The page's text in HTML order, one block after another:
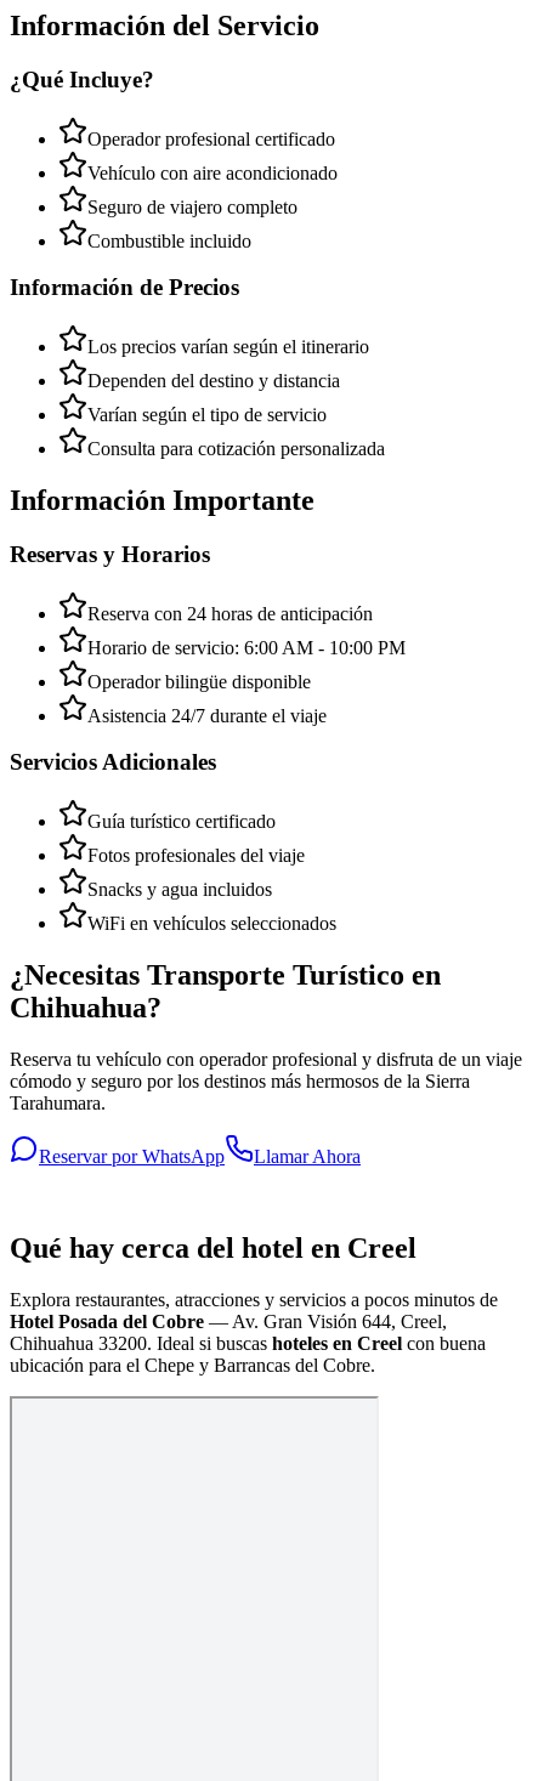
Información del Servicio
¿Qué Incluye?
Operador profesional certificado
Vehículo con aire acondicionado
Seguro de viajero completo
Combustible incluido
Información de Precios
Los precios varían según el itinerario
Dependen del destino y distancia
Varían según el tipo de servicio
Consulta para cotización personalizada
Información Importante
Reservas y Horarios
Reserva con 24 horas de anticipación
Horario de servicio: 6:00 AM - 10:00 PM
Operador bilingüe disponible
Asistencia 24/7 durante el viaje
Servicios Adicionales
Guía turístico certificado
Fotos profesionales del viaje
Snacks y agua incluidos
WiFi en vehículos seleccionados
¿Necesitas Transporte Turístico en
Chihuahua?
Reserva tu vehículo con operador profesional y disfruta de un viaje
cómodo y seguro por los destinos más hermosos de la Sierra
Tarahumara.
Reservar por WhatsApp Llamar Ahora
Qué hay cerca del hotel en Creel
Explora restaurantes, atracciones y servicios a pocos minutos de
Hotel Posada del Cobre — Av. Gran Visión 644, Creel,
Chihuahua 33200. Ideal si buscas hoteles en Creel con buena
ubicación para el Chepe y Barrancas del Cobre.